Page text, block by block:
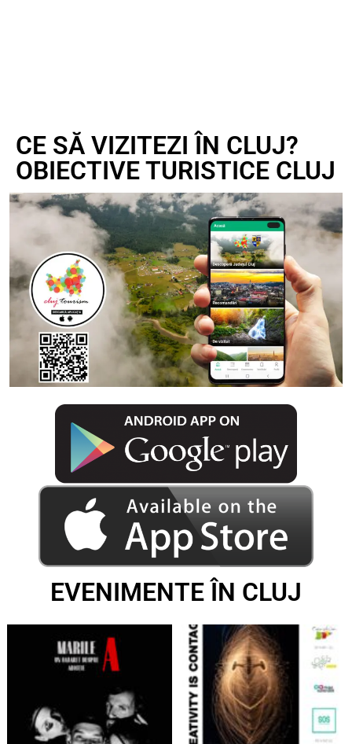
CE SĂ VIZITEZI ÎN CLUJ?
OBIECTIVE TURISTICE CLUJ
EVENIMENTE ÎN CLUJ